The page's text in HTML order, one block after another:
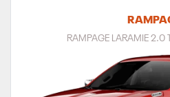
RAMPAGE LARAMIE 2.0